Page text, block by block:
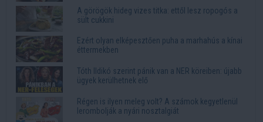
A görögök hideg vizes titka: ettől lesz ropogós a
sült cukkini
Ezért olyan elképesztően puha a marhahús a kínai
éttermekben
Tóth Ildikó szerint pánik van a NER köreiben: újabb
ügyek kerülhetnek elő
Régen is ilyen meleg volt? A számok kegyetlenül
lerombolják a nyári nosztalgiát